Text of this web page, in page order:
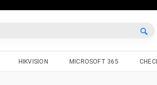
HIKVISION MICROSOFT 365